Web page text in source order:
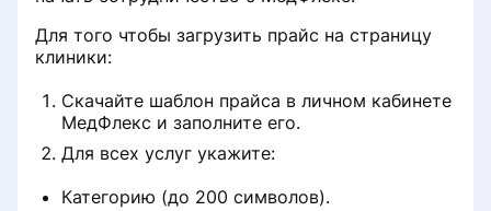
Для того чтобы загрузить прайс на страницу
клиники:
Скачайте шаблон прайса в личном кабинете
МедФлекс и заполните его.
Для всех услуг укажите:
Категорию (до 200 символов).